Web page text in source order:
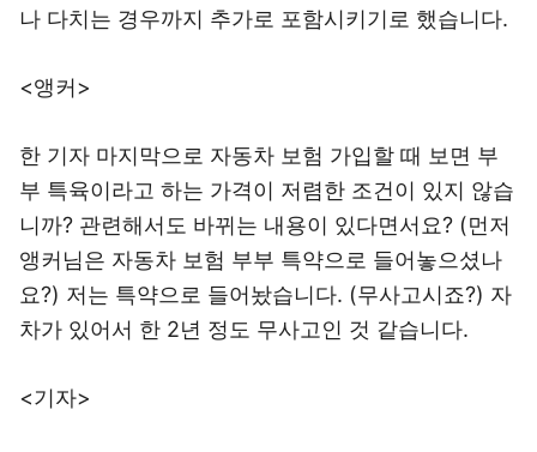
나 다치는 경우까지 추가로 포함시키기로 했습니다.
<앵커>
한 기자 마지막으로 자동차 보험 가입할 때 보면 부
부 특육이라고 하는 가격이 저렴한 조건이 있지 않습
니까? 관련해서도 바뀌는 내용이 있다면서요? (먼저
앵커님은 자동차 보험 부부 특약으로 들어놓으셨나
요?) 저는 특약으로 들어놨습니다. (무사고시죠?) 자
차가 있어서 한 2년 정도 무사고인 것 같습니다.
<기자>